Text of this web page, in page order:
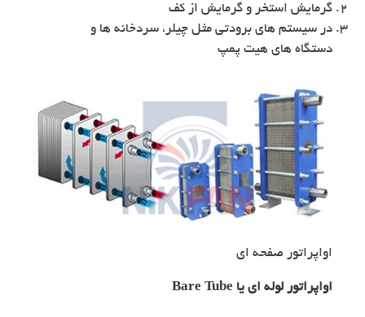
گرمایش استخر و گرمایش از کف
در سیستم های برودتی مثل چیلر، سردخانه ها و
دستگاه های هیت پمپ
اواپراتور صفحه ای
اواپراتور لوله ای یا Bare Tube